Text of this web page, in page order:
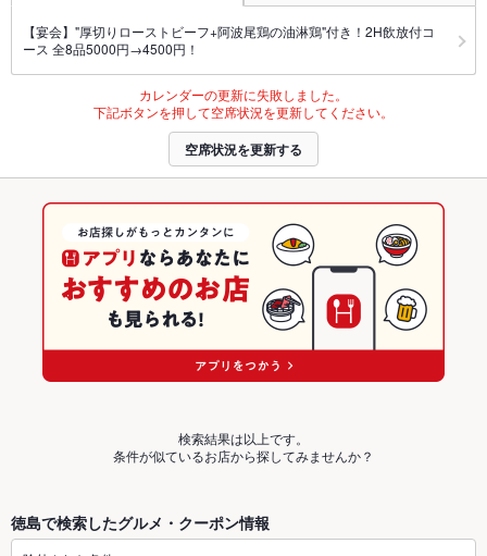
【宴会】"厚切りローストビーフ+阿波尾鶏の油淋鶏"付き！2H飲放付コ
ース 全8品5000円→4500円！
カレンダーの更新に失敗しました。
下記ボタンを押して空席状況を更新してください。
空席状況を更新する
検索結果は以上です。
条件が似ているお店から探してみませんか？
徳島で検索したグルメ・クーポン情報